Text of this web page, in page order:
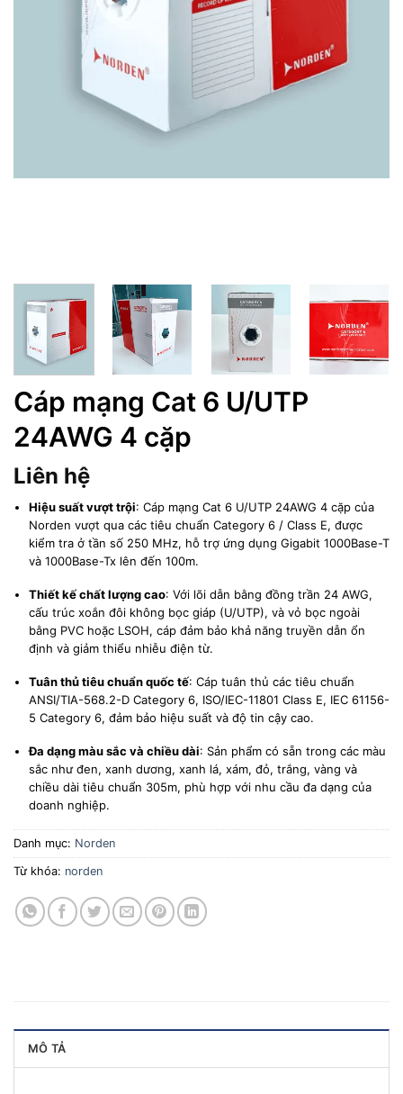
Cáp mạng Cat 6 U/UTP
24AWG 4 cặp
Liên hệ
Hiệu suất vượt trội: Cáp mạng Cat 6 U/UTP 24AWG 4 cặp của
Norden vượt qua các tiêu chuẩn Category 6 / Class E, được
kiểm tra ở tần số 250 MHz, hỗ trợ ứng dụng Gigabit 1000Base-T
và 1000Base-Tx lên đến 100m.
Thiết kế chất lượng cao: Với lõi dẫn bằng đồng trần 24 AWG,
cấu trúc xoắn đôi không bọc giáp (U/UTP), và vỏ bọc ngoài
bằng PVC hoặc LSOH, cáp đảm bảo khả năng truyền dẫn ổn
định và giảm thiểu nhiễu điện từ.
Tuân thủ tiêu chuẩn quốc tế: Cáp tuân thủ các tiêu chuẩn
ANSI/TIA-568.2-D Category 6, ISO/IEC-11801 Class E, IEC 61156-
5 Category 6, đảm bảo hiệu suất và độ tin cậy cao.
Đa dạng màu sắc và chiều dài: Sản phẩm có sẵn trong các màu
sắc như đen, xanh dương, xanh lá, xám, đỏ, trắng, vàng và
chiều dài tiêu chuẩn 305m, phù hợp với nhu cầu đa dạng của
doanh nghiệp.
Danh mục: Norden
Từ khóa: norden
MÔ TẢ